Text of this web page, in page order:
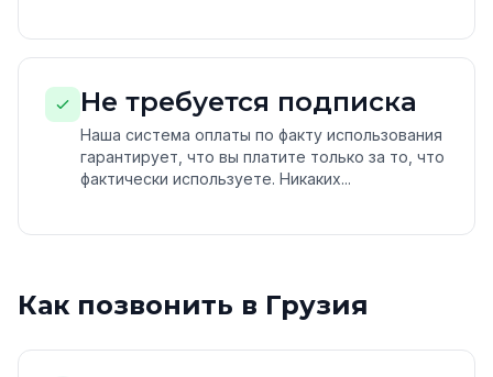
Не требуется подписка
Наша система оплаты по факту использования
гарантирует, что вы платите только за то, что
фактически используете. Никаких...
Как позвонить в Грузия